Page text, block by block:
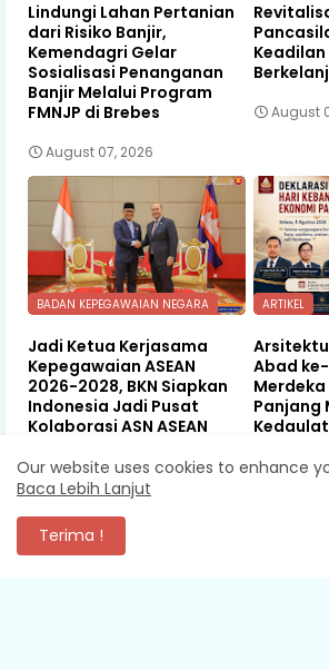
Lindungi Lahan Pertanian
dari Risiko Banjir,
Kemendagri Gelar
Sosialisasi Penanganan
Banjir Melalui Program
FMNJP di Brebes
August 07, 2026
Keadilan
August
BADAN KEPEGAWAIAN NEGARA
Jadi Ketua Kerjasama
Kepegawaian ASEAN
2026-2028, BKN Siapkan
Indonesia Jadi Pusat
Kolaborasi ASN ASEAN
August 06, 2026
ARTIKEL
Abad
Panjang
August
KOMENTAR
Our website uses cookies to enhance
Baca Lebih Lanjut
Terima !